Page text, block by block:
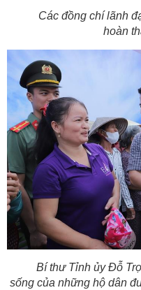
Các đồng chí lãnh
hoàn
Bí thư Tỉnh ủy Đỗ
sống của những hộ dân